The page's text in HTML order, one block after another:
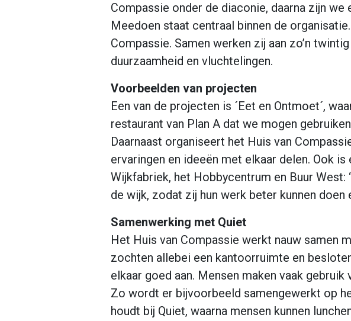
Compassie onder de diaconie, daarna zijn
Meedoen staat centraal binnen de
Compassie. Samen werken zij aan zo’n
duurzaamheid en vluchtelingen.
Voorbeelden van projecten
Een van de projecten is ´Eet en Ontmoet´,
restaurant van Plan A dat we mogen
Daarnaast organiseert het Huis van
ervaringen en ideeën met elkaar delen. Ook
Wijkfabriek, het Hobbycentrum en Buur
de wijk, zodat zij hun werk beter kunnen doen
Samenwerking met Quiet
Het Huis van Compassie werkt nauw samen
zochten allebei een kantoorruimte en
elkaar goed aan. Mensen maken vaak gebruik
Zo wordt er bijvoorbeeld samengewerkt op
houdt bij Quiet, waarna mensen kunnen